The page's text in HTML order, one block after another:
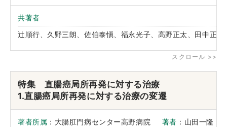
共著者
辻順行、久野三朗、佐伯泰愼、福永光子、高野正太、田中正
特集 直腸癌局所再発に対する治療
1.直腸癌局所再発に対する治療の変遷
著者所属 ：大腸肛門病センター高野病院 著者 ：山田一隆